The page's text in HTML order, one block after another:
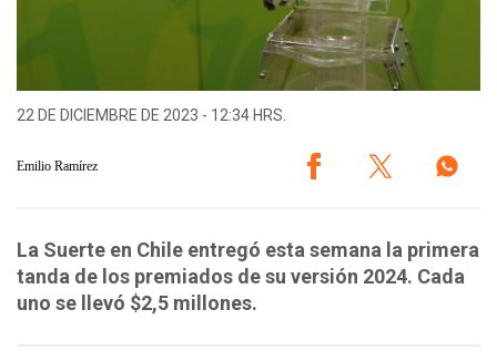
22 DE DICIEMBRE DE 2023 - 12:34 HRS.
Emilio Ramírez
La Suerte en Chile entregó esta semana la primera
tanda de los premiados de su versión 2024. Cada
uno se llevó $2,5 millones.